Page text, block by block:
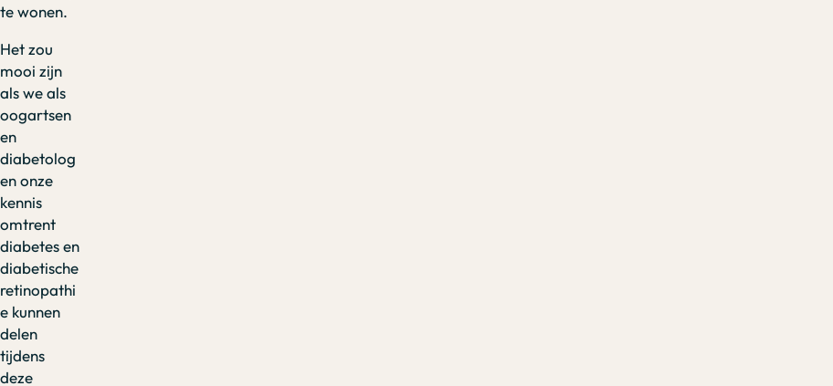
te wonen.
Het zou
mooi zijn
als we als
oogartsen
en
diabetolog
en onze
kennis
omtrent
diabetes en
diabetische
retinopathi
e kunnen
delen
tijdens
deze